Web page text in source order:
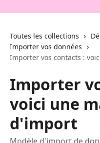
Toutes les collections
Importer vos données
Importer vos contacts :
Importer
voici une
d'import